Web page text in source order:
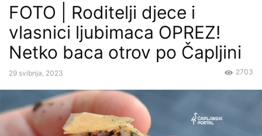
FOTO | Roditelji djece i
vlasnici ljubimaca OPREZ!
Netko baca otrov po Čapljini
29 svibnja, 2023 2703